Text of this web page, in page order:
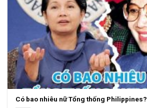
Có bao nhiêu nữ Tổng thống Philippines?